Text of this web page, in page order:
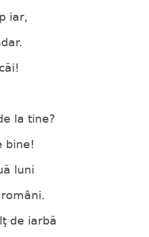
iar,
la tine?
bine!
luni
de iarbă